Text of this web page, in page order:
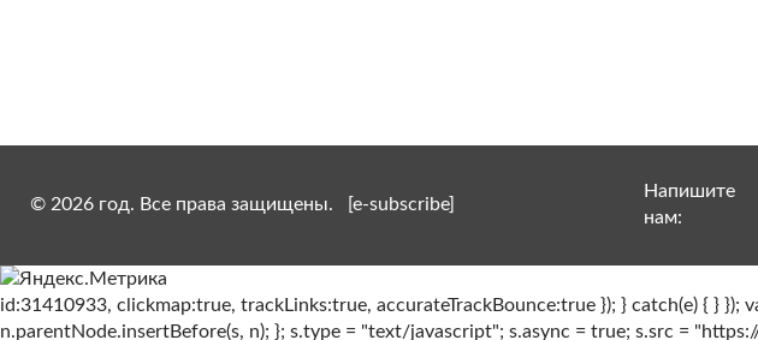
© 2026 год. Все права защищены. [e-subscribe]
Напишите
нам:
id:31410933, clickmap:true, trackLinks:true, accurateTrackBounce:true }); } catch(e) { }
n.parentNode.insertBefore(s, n); }; s.type = "text/javascript"; s.async = true; s.src =